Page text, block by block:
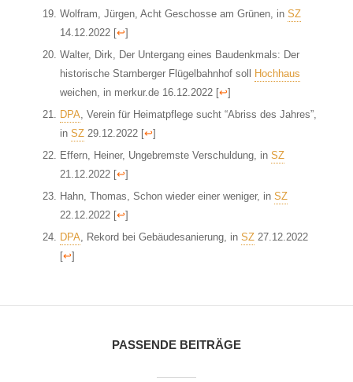
Wolfram, Jürgen, Acht Geschosse am Grünen, in SZ
14.12.2022[↩]
Walter, Dirk, Der Untergang eines Baudenkmals: Der
historische Starnberger Flügelbahnhof soll
Hochhaus
weichen, in merkur.de 16.12.2022[↩]
DPA, Verein für Heimatpflege sucht “Abriss des Jahres”,
in SZ29.12.2022[↩]
Effern, Heiner, Ungebremste Verschuldung, in SZ
21.12.2022[↩]
Hahn, Thomas, Schon wieder einer weniger, in SZ
22.12.2022[↩]
DPA, Rekord bei Gebäudesanierung, in SZ27.12.2022
[↩]
PASSENDE BEITRÄGE